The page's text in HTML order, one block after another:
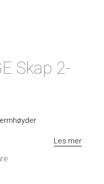
Skap 2-
Les mer